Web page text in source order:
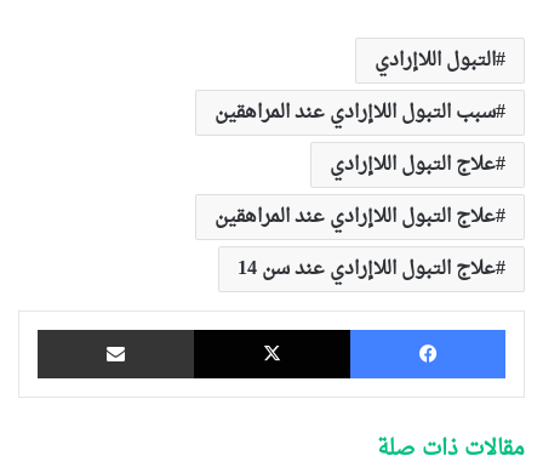
التبول اللاإرادي
سبب التبول اللاإرادي عند المراهقين
علاج التبول اللاإرادي
علاج التبول اللاإرادي عند المراهقين
علاج التبول اللاإرادي عند سن 14
فيسبوك ‫X
مقالات ذات صلة